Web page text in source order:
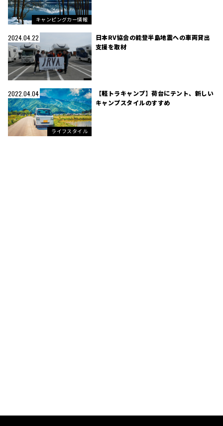
キャンピングカー情報
2024.04.22
日本RV協会の能登半島地震への車両貸出
支援を取材
2022.04.04
ライフスタイル
【軽トラキャンプ】荷台にテント、新しい
キャンプスタイルのすすめ